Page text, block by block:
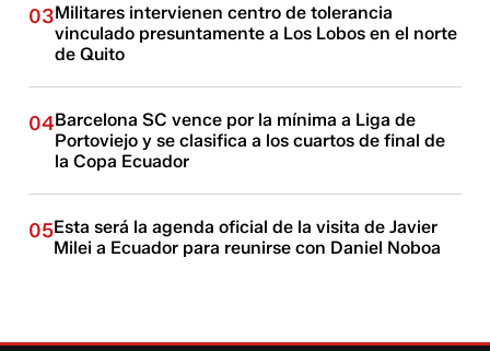
03Militares intervienen centro de tolerancia
vinculado presuntamente a Los Lobos en el norte
de Quito
04Barcelona SC vence por la mínima a Liga de
Portoviejo y se clasifica a los cuartos de final de
la Copa Ecuador
05Esta será la agenda oficial de la visita de Javier
Milei a Ecuador para reunirse con Daniel Noboa